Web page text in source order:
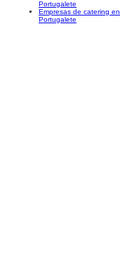
Portugalete
Empresas de catering en
Portugalete